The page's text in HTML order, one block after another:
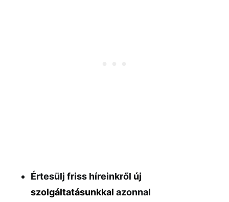
Értesülj friss híreinkről új
szolgáltatásunkkal azonnal